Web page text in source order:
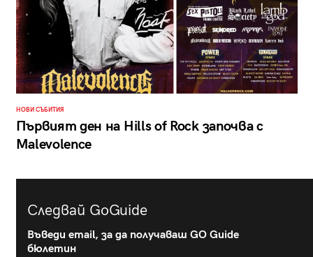
НОВИ СЪБИТИЯ
Първият ден на Hills of Rock започва с
Malevolence
Следвай GoGuide
Въведи email, за да получаваш GO Guide
бюлетин